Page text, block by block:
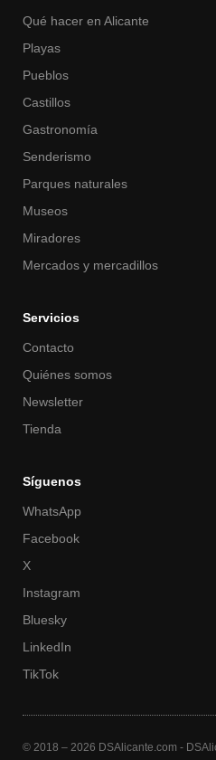
Qué hacer en Alicante
Playas
Pueblos
Castillos
Gastronomía
Senderismo
Parques naturales
Museos
Miradores
Mercados y mercadillos
Servicios
Contacto
Quiénes somos
Newsletter
Tienda
Síguenos
WhatsApp
Facebook
X
Instagram
Bluesky
LinkedIn
TikTok
© 2018 – 2026 DSAlicante.com -